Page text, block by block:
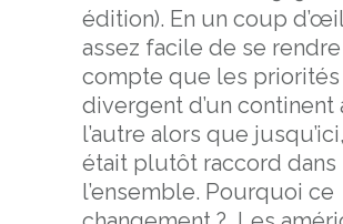
édition). En un coup
assez facile de se rendre
compte que les priorités
divergent d’un continent
l’autre alors que
était plutôt raccord dans
l’ensemble. Pourquoi ce